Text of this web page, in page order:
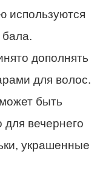
используются
бала.
дополнять
для волос.
быть
для вечернего
украшенные